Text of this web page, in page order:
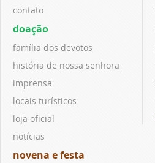
contato
doação
família dos devotos
história de nossa senhora
imprensa
locais turísticos
loja oficial
notícias
novena e festa